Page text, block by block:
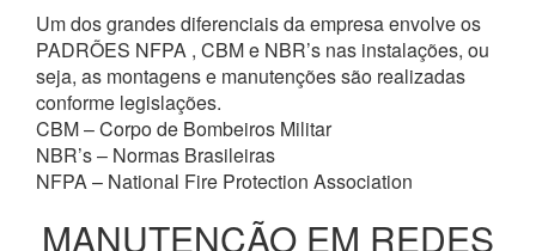
Um dos grandes diferenciais da empresa envolve os
PADRÕES NFPA , CBM e NBR’s nas instalações, ou
seja, as montagens e manutenções são realizadas
conforme legislações.
CBM – Corpo de Bombeiros Militar
NBR’s – Normas Brasileiras
NFPA – National Fire Protection Association
MANUTENÇÃO EM REDES